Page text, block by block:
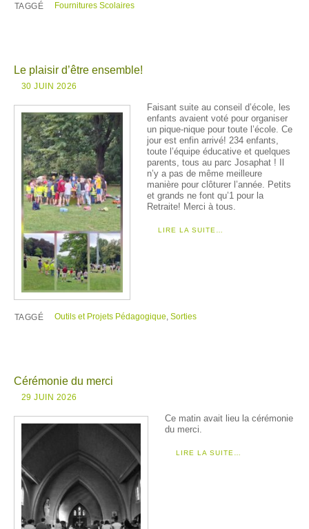
TAGGÉ Fournitures Scolaires
Le plaisir d’être ensemble!
30 JUIN 2026
Faisant suite au conseil d’école, les
enfants avaient voté pour organiser
un pique-nique pour toute l’école. Ce
jour est enfin arrivé! 234 enfants,
toute l’équipe éducative et quelques
parents, tous au parc Josaphat ! Il
n’y a pas de même meilleure
manière pour clôturer l’année. Petits
et grands ne font qu’1 pour la
Retraite! Merci à tous.
LIRE LA SUITE…
TAGGÉ Outils et Projets Pédagogique,Sorties
Cérémonie du merci
29 JUIN 2026
Ce matin avait lieu la cérémonie
du merci.
LIRE LA SUITE…